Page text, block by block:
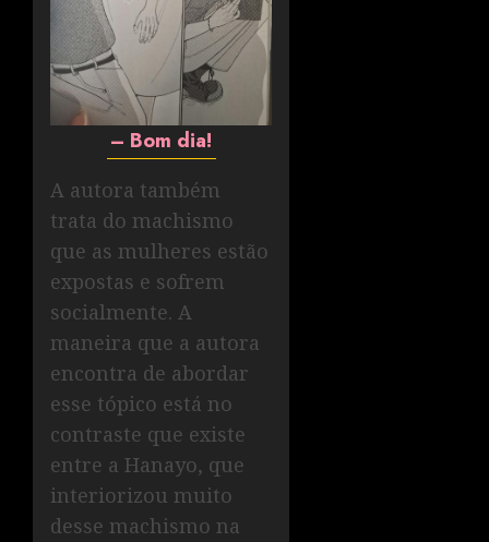
– Bom dia!
A autora também
trata do machismo
que as mulheres estão
expostas e sofrem
socialmente. A
maneira que a autora
encontra de abordar
esse tópico está no
contraste que existe
entre a Hanayo, que
interiorizou muito
desse machismo na